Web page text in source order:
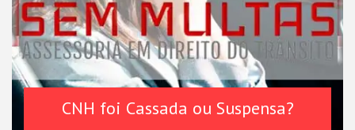
CNH foi Cassada ou Suspensa?